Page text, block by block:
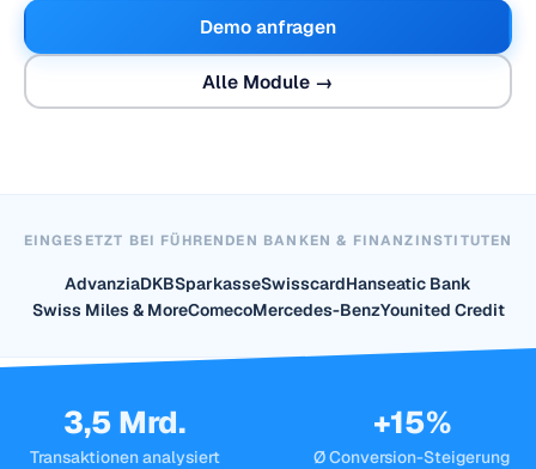
Demo anfragen
Alle Module →
EINGESETZT BEI FÜHRENDEN BANKEN & FINANZINSTITUTEN
AdvanziaDKBSparkasseSwisscardHanseatic Bank
Swiss Miles & MoreComecoMercedes-BenzYounited Credit
3,5 Mrd.
Transaktionen analysiert
+15%
Ø Conversion-Steigerung